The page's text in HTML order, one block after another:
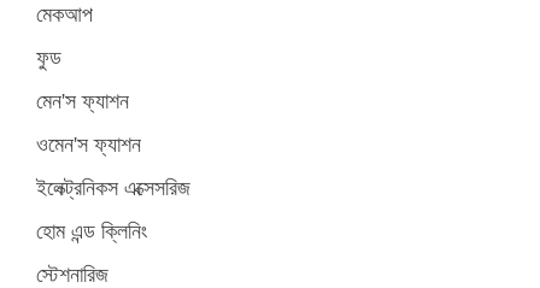
মেকআপ
ফুড
মেন'স ফ্যাশন
ওমেন'স ফ্যাশন
ইলেক্ট্রনিকস এক্সেসরিজ
হোম এন্ড ক্লিনিং
স্টেশনারিজ